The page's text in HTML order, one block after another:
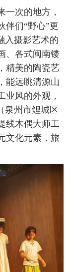
一次的地方，
伴们“野心”更
入摄影艺术的
、各式闽南镂
精美的陶瓷艺
能远眺清源山
风的外观，
泉州市鲤城区
线木偶大师工
文化元素，旅